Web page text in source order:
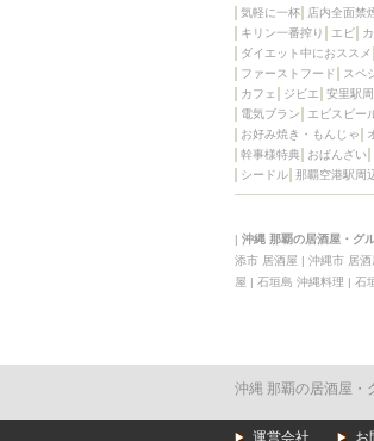
気軽に一杯
店内全面禁
キリン一番搾り
エビ
ダイエット中におススメ
ファーストフード
スペ
カフェ
ジビエ 安里駅周
電気ブラン
エビスビー
お好み焼き・もんじゃ
幹事様特典
おばんざい
シードル 那覇空港駅周
| 沖縄 那覇の居酒屋・グ
添市 居酒屋 | 沖縄市 居酒
屋 | 石垣島 沖縄料理 | 石
沖縄 那覇の居酒屋・
運営会社 お